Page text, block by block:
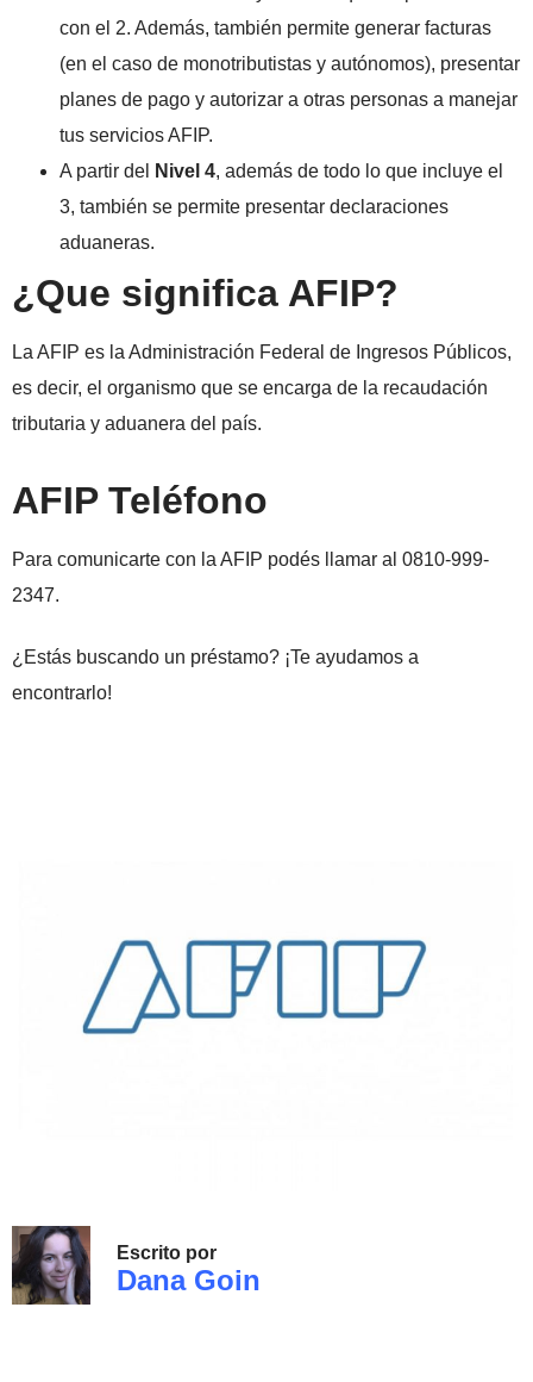
con el 2. Además, también permite generar facturas
(en el caso de monotributistas y autónomos), presentar
planes de pago y autorizar a otras personas a manejar
tus servicios AFIP.
A partir del
Nivel 4, además de todo lo que incluye el
3, también se permite presentar declaraciones
aduaneras.
¿Que significa AFIP?
La AFIP es la Administración Federal de Ingresos Públicos,
es decir, el organismo que se encarga de la recaudación
tributaria y aduanera del país.
AFIP Teléfono
Para comunicarte con la AFIP podés llamar al 0810-999-
2347.
¿Estás buscando un préstamo? ¡Te ayudamos a
encontrarlo!
Escrito por
Dana Goin